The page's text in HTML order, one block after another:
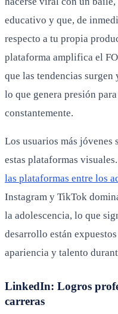
educativo y que, de
respecto a tu propia
plataforma amplifica el
que las tendencias surgen
lo que genera presión
constantemente.
Los usuarios más jóvenes
estas plataformas visuales.
las plataformas entre los
Instagram y TikTok
la adolescencia, lo que
desarrollo están
apariencia y talento
LinkedIn: Logros
carreras